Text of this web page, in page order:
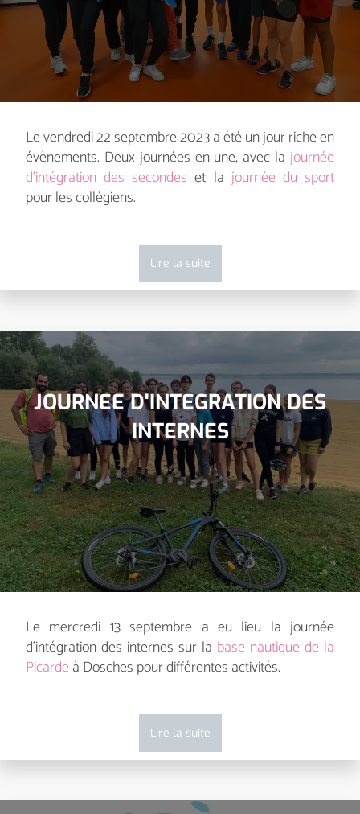
Le vendredi 22 septembre 2023 a été un jour riche en
évènements. Deux journées en une, avec la journée
d’intégration des secondes et la journée du sport
pour les collégiens.
Lire la suite
JOURNEE D'INTEGRATION DES
INTERNES
Le mercredi 13 septembre a eu lieu la journée
d’intégration des internes sur la base nautique de la
Picarde à Dosches pour différentes activités.
Lire la suite